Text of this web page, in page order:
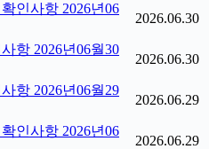
인사항 2026년06
2026.06.30
항 2026년06월30
2026.06.30
항 2026년06월29
2026.06.29
인사항 2026년06
2026.06.29